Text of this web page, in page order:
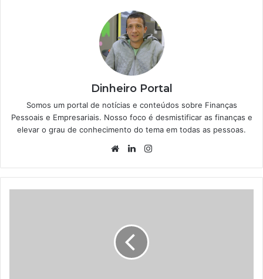
Dinheiro Portal
Somos um portal de notícias e conteúdos sobre Finanças
Pessoais e Empresariais. Nosso foco é desmistificar as finanças e
elevar o grau de conhecimento do tema em todas as pessoas.
WebsiteLinkedin